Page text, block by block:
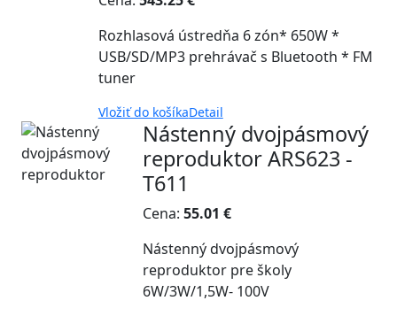
Rozhlasová ústredňa 6 zón* 650W *
USB/SD/MP3 prehrávač s Bluetooth * FM
tuner
Vložiť do košíkaDetail
Nástenný dvojpásmový
reproduktor ARS623 -
T611
Cena:55.01 €
Nástenný dvojpásmový
reproduktor pre školy
6W/3W/1,5W- 100V